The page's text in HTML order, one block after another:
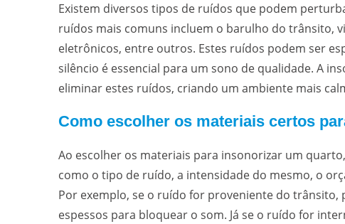
Existem diversos tipos de ruídos que podem
ruídos mais comuns incluem o barulho do trânsito,
eletrônicos, entre outros. Estes ruídos podem ser
silêncio é essencial para um sono de qualidade. A
eliminar estes ruídos, criando um ambiente mais
Como escolher os materiais certos
Ao escolher os materiais para insonorizar um
como o tipo de ruído, a intensidade do mesmo, o
Por exemplo, se o ruído for proveniente do
espessos para bloquear o som. Já se o ruído for